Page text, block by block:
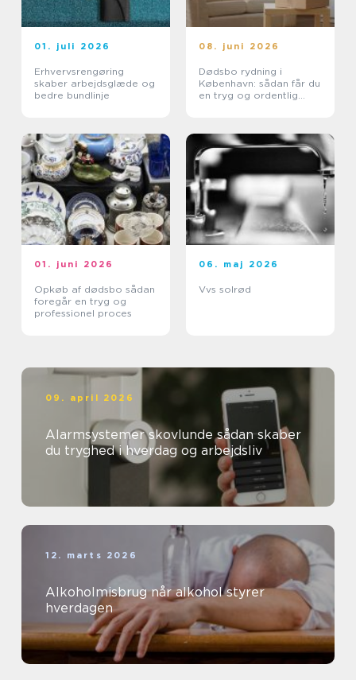
01. juli 2026
Erhvervsrengøring
skaber arbejdsglæde og
bedre bundlinje
08. juni 2026
Dødsbo rydning i
København: sådan får du
en tryg og ordentlig
01. juni 2026
Opkøb af dødsbo sådan
foregår en tryg og
professionel proces
06. maj 2026
Vvs solrød
09. april 2026
Alarmsystemer skovlunde sådan skaber
du tryghed i hverdag og arbejdsliv
12. marts 2026
Alkoholmisbrug når alkohol styrer
hverdagen